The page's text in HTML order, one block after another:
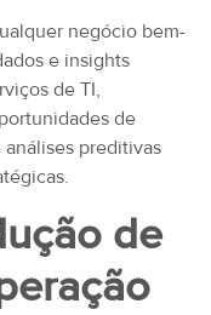
negócio bem-
e insights
de TI,
de
preditivas
de